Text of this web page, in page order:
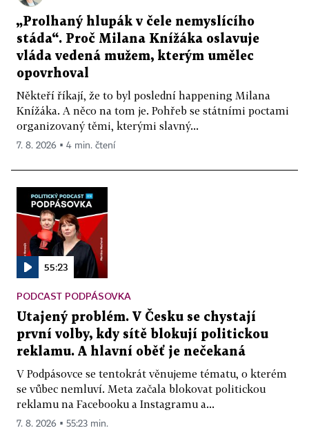
„Prolhaný hlupák v čele nemyslícího
stáda“. Proč Milana Knížáka oslavuje
vláda vedená mužem, kterým umělec
opovrhoval
Někteří říkají, že to byl poslední happening Milana
Knížáka. A něco na tom je. Pohřeb se státními poctami
organizovaný těmi, kterými slavný...
7. 8. 2026 ▪ 4 min. čtení
55:23
PODCAST PODPÁSOVKA
Utajený problém. V Česku se chystají
první volby, kdy sítě blokují politickou
reklamu. A hlavní oběť je nečekaná
V Podpásovce se tentokrát věnujeme tématu, o kterém
se vůbec nemluví. Meta začala blokovat politickou
reklamu na Facebooku a Instagramu a...
7. 8. 2026 ▪ 55:23 min.